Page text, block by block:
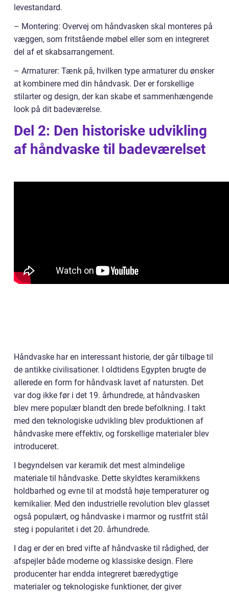
levestandard.
– Montering: Overvej om håndvasken skal monteres på
væggen, som fritstående møbel eller som en integreret
del af et skabsarrangement.
– Armaturer: Tænk på, hvilken type armaturer du ønsker
at kombinere med din håndvask. Der er forskellige
stilarter og design, der kan skabe et sammenhængende
look på dit badeværelse.
Del 2: Den historiske udvikling
af håndvaske til badeværelset
Håndvaske har en interessant historie, der går tilbage til
de antikke civilisationer. I oldtidens Egypten brugte de
allerede en form for håndvask lavet af natursten. Det
var dog ikke før i det 19. århundrede, at håndvasken
blev mere populær blandt den brede befolkning. I takt
med den teknologiske udvikling blev produktionen af
håndvaske mere effektiv, og forskellige materialer blev
introduceret.
I begyndelsen var keramik det mest almindelige
materiale til håndvaske. Dette skyldtes keramikkens
holdbarhed og evne til at modstå høje temperaturer og
kemikalier. Med den industrielle revolution blev glasset
også populært, og håndvaske i marmor og rustfrit stål
steg i popularitet i det 20. århundrede.
I dag er der en bred vifte af håndvaske til rådighed, der
afspejler både moderne og klassiske design. Flere
producenter har endda integreret bæredygtige
materialer og teknologiske funktioner, der giver